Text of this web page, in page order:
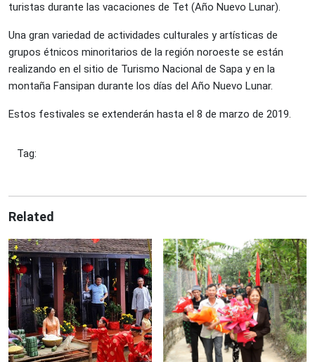
turistas durante las vacaciones de Tet (Año Nuevo Lunar).
Una gran variedad de actividades culturales y artísticas de
grupos étnicos minoritarios de la región noroeste se están
realizando en el sitio de Turismo Nacional de Sapa y en la
montaña Fansipan durante los días del Año Nuevo Lunar.
Estos festivales se extenderán hasta el 8 de marzo de 2019.
Tag:
Related